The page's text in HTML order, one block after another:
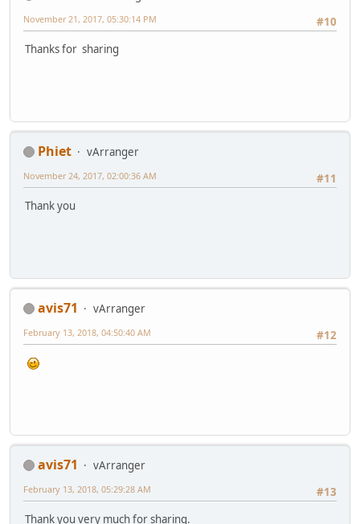
#10
November 21, 2017, 05:30:14 PM
Thanks for sharing
Phiet
vArranger
#11
November 24, 2017, 02:00:36 AM
Thank you
avis71
vArranger
#12
February 13, 2018, 04:50:40 AM
avis71
vArranger
#13
February 13, 2018, 05:29:28 AM
Thank you very much for sharing.